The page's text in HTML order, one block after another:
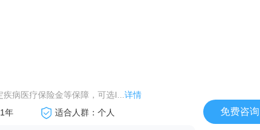
病医疗保险金等保障，可选I... 详情
年 适合人群：个人 免费咨询